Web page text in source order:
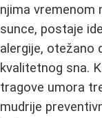
njima vremenom
sunce, postaje
alergije, otežano
kvalitetnog sna.
tragove umora
mudrije